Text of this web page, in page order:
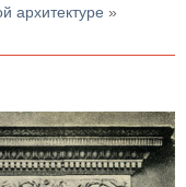
архитектуре »